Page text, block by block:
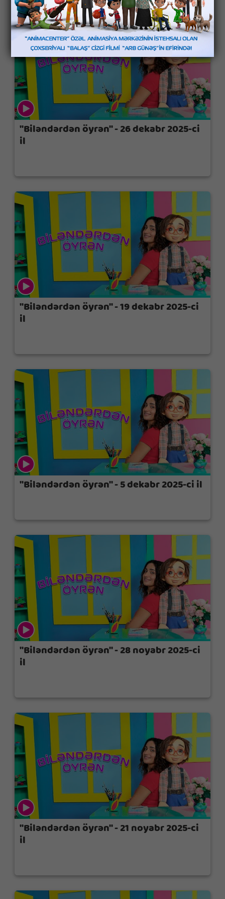
"Biləndərdən öyrən" - 26 dekabr 2025-ci
il
"Biləndərdən öyrən" - 19 dekabr 2025-ci
il
"Biləndərdən öyrən" - 5 dekabr 2025-ci il
"Biləndərdən öyrən" - 28 noyabr 2025-ci
il
"Biləndərdən öyrən" - 21 noyabr 2025-ci
il